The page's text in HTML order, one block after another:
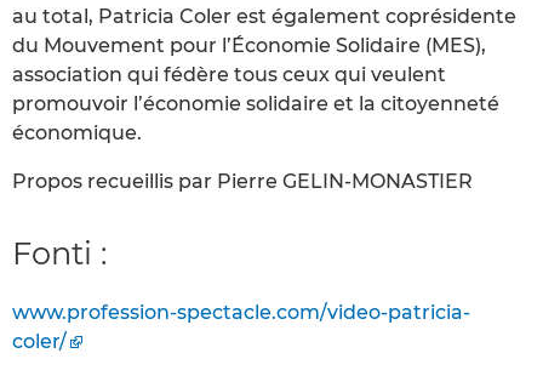
au total, Patricia Coler est également coprésidente
du Mouvement pour l’Économie Solidaire (MES),
association qui fédère tous ceux qui veulent
promouvoir l’économie solidaire et la citoyenneté
économique.
Propos recueillis par Pierre GELIN-MONASTIER
Fonti :
www.profession-spectacle.com/video-patricia-
coler/